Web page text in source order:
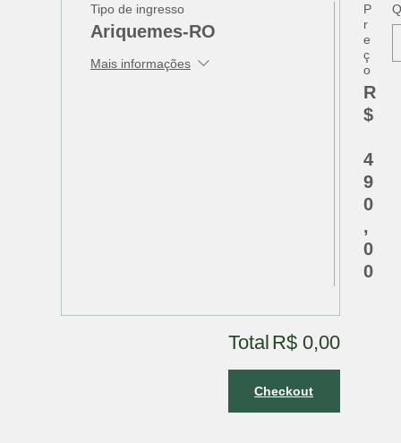
Tipo de ingresso
Ariquemes-RO
Mais informações
P
r
e
ç
o
R
$
4
9
0
,
0
0
Total R$ 0,00
Checkout